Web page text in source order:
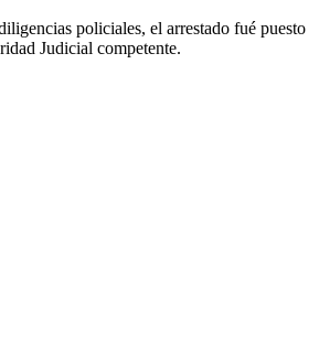
policiales, el arrestado fué puesto
Judicial competente.